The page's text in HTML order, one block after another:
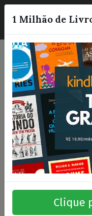
1 Milhão de
Clique